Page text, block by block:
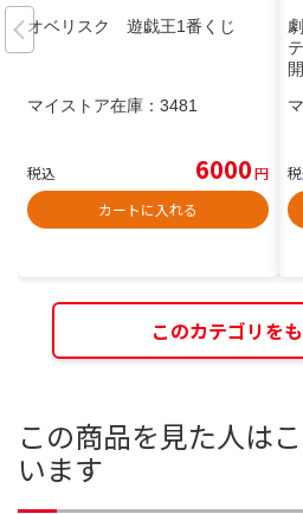
オベリスク 遊戯王1番くじ
マイストア在庫： 3481
税込 6000円
カートに入れる
このカテゴリを
この商品を見た人は
います